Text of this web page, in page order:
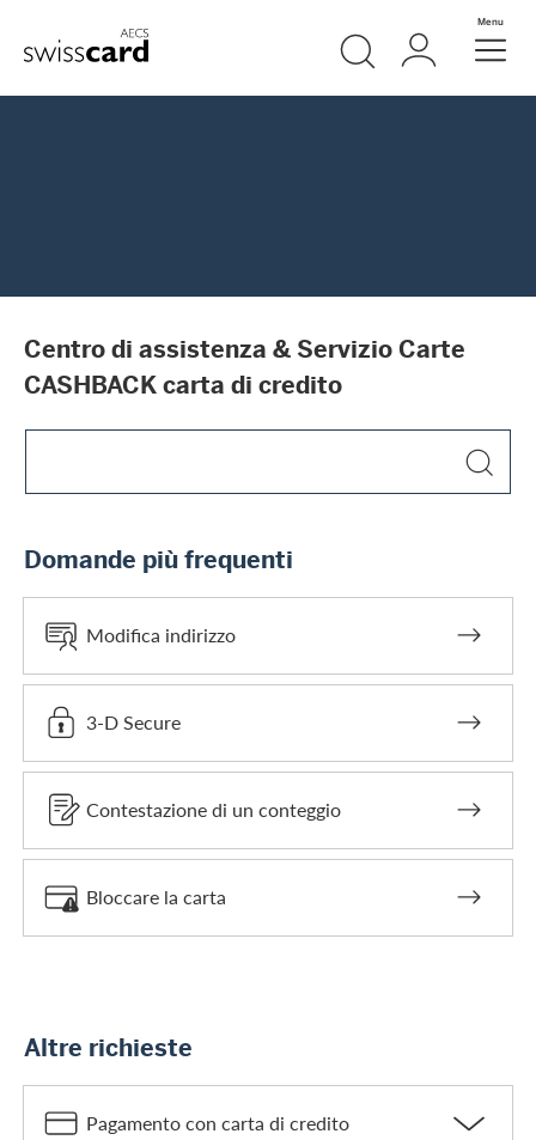
Header
Logo Meta Navigation
RicercaLogin Menu
Centro di assistenza & Servizio Carte
CASHBACK carta di credito
Domande più frequenti
Modifica indirizzo
3-D Secure
Contestazione di un conteggio
Bloccare la carta
Altre richieste
Pagamento con carta di credito